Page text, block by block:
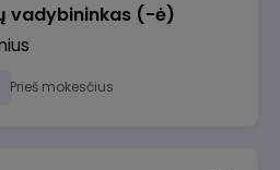
vadybininkas (-ė)
Prieš mokesčius